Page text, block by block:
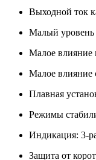
Выходной ток
Малый уровень
Малое влияние
Малое влияние
Плавная
Режимы
Индикация: 3-
Защита от